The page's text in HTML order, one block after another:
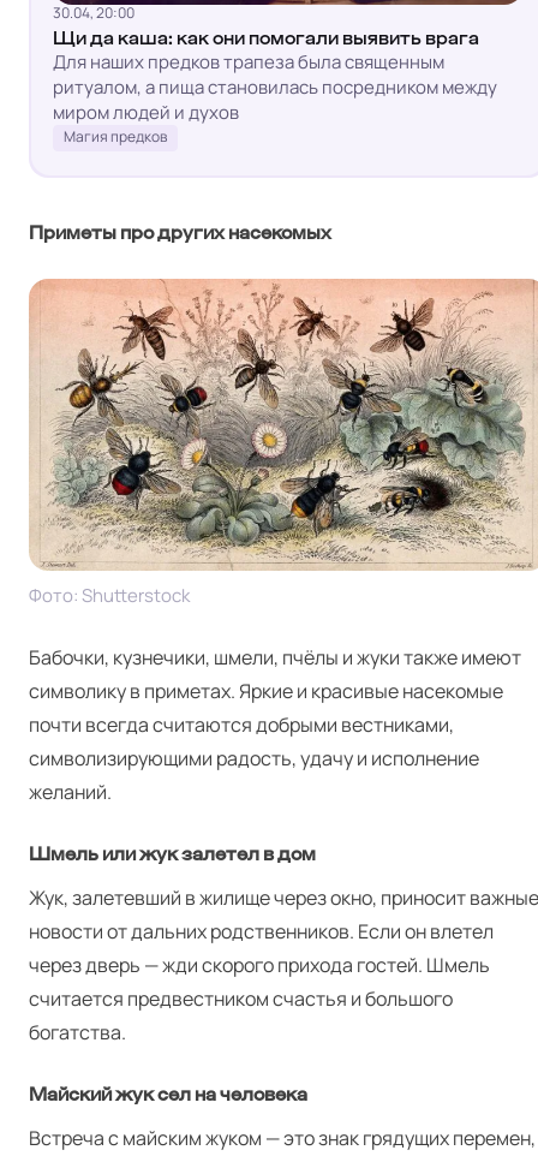
30.04, 20:00
Щи да каша: как они помогали выявить врага
Для наших предков трапеза была священным
ритуалом, а пища становилась посредником между
миром людей и духов
Магия предков
Приметы про других насекомых
Фото: Shut­ter­stock
Бабочки, кузнечики, шмели, пчёлы и жуки также имеют
символику в приметах. Яркие и красивые насекомые
почти всегда считаются добрыми вестниками,
символизирующими радость, удачу и исполнение
желаний.
Шмель или жук залетел в дом
Жук, залетевший в жилище через окно, приносит важные
новости от дальних родственников. Если он влетел
через дверь — жди скорого прихода гостей. Шмель
считается предвестником счастья и большого
богатства.
Майский жук сел на человека
Встреча с майским жуком — это знак грядущих перемен,